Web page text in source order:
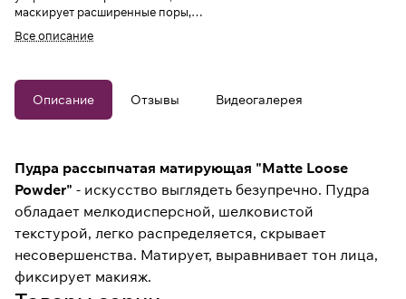
маскирует расширенные поры,
фиесирует макияж.
Все описание
Описание Отзывы Видеогалерея
Пудра рассыпчатая матирующая "Matte Loose
Powder" - искусство выглядеть безупречно. Пудра
обладает мелкодисперсной, шелковистой
текстурой, легко распределяется, скрывает
несовершенства. Матирует, выравнивает тон лица,
фиксирует макияж.